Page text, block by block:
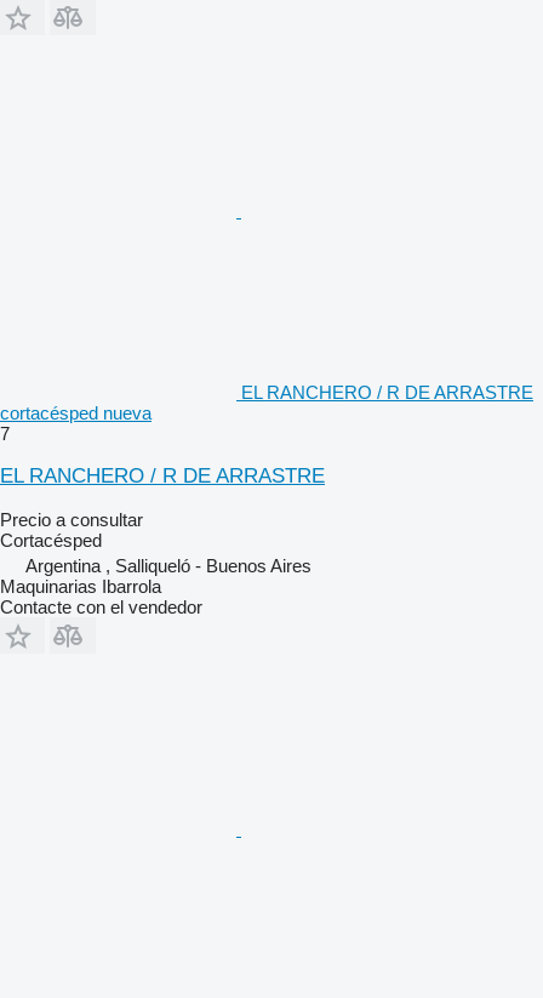
EL RANCHERO / R DE ARRASTRE
cortacésped nueva
7
EL RANCHERO / R DE ARRASTRE
Precio a consultar
Cortacésped
Argentina , Salliqueló - Buenos Aires
Maquinarias Ibarrola
Contacte con el vendedor